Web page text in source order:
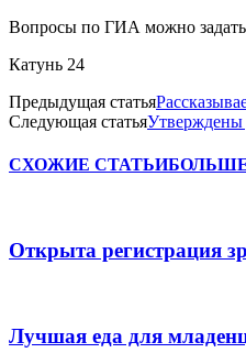
Вопросы по ГИА можно задать
Катунь 24
Предыдущая статья
Следующая статьяУтверждены
СХОЖИЕ СТАТЬИ
Открыта регистрация
Лучшая еда для